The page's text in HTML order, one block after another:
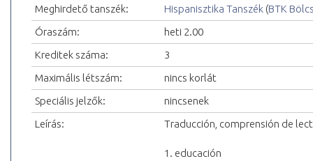
Meghirdető tanszék:
Hispanisztika Tanszék (BTK
Óraszám:
heti 2.00
Kreditek száma:
3
Maximális létszám:
nincs korlát
Speciális jelzők:
nincsenek
Leírás:
Traducción, comprensión de
1. educación